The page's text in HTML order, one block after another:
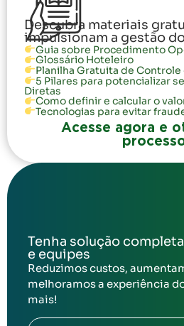
Descubra materiais
impulsionam a gestão
Guia sobre Procedimento
Glossário Hoteleiro
Planilha Gratuita de Controle
5 Pilares para potencializar
Diretas
Como definir e calcular o
Tecnologias para evitar
Acesse agora e
Tenha solução
e equipes
Reduzimos custos,
melhoramos a experiência
mais!